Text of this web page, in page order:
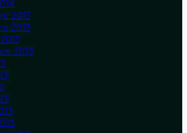
2013
2013
2013